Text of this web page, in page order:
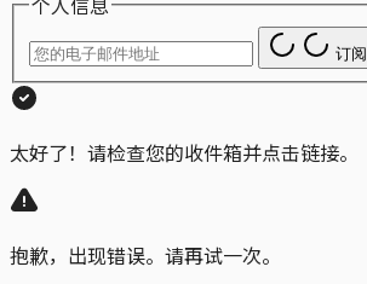
订阅
太好了！请检查您的收件箱并点击链接。
抱歉，出现错误。请再试一次。